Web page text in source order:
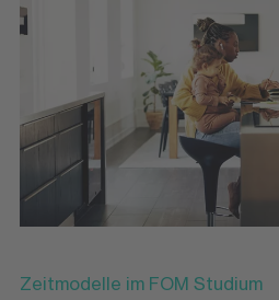
Zeitmodelle im FOM Studium